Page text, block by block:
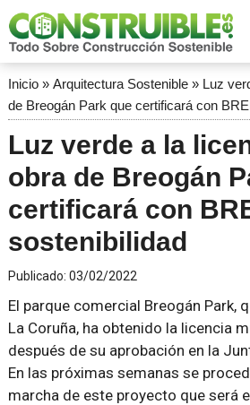
Inicio» Arquitectura Sostenible» Luz
de Breogán Park que certificará con
Luz verde a la
obra de Breogán
certificará con
sostenibilidad
Publicado: 03/02/2022
El parque comercial Breogán Park,
La Coruña, ha obtenido la licencia
después de su aprobación en la
En las próximas semanas se
marcha de este proyecto que será